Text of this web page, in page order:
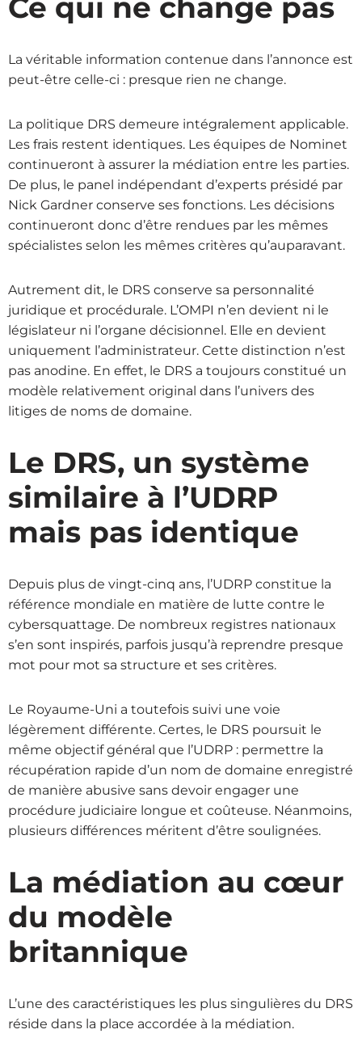
La véritable information contenue dans l’annonce est
peut-être celle-ci : presque rien ne change.
La politique DRS demeure intégralement applicable.
Les frais restent identiques. Les équipes de Nominet
continueront à assurer la médiation entre les parties.
De plus, le panel indépendant d’experts présidé par
Nick Gardner conserve ses fonctions. Les décisions
continueront donc d’être rendues par les mêmes
spécialistes selon les mêmes critères qu’auparavant.
Autrement dit, le DRS conserve sa personnalité
juridique et procédurale. L’OMPI n’en devient ni le
législateur ni l’organe décisionnel. Elle en devient
uniquement l’administrateur. Cette distinction n’est
pas anodine. En effet, le DRS a toujours constitué un
modèle relativement original dans l’univers des
litiges de noms de domaine.
Le DRS, un système
similaire à l’UDRP
mais pas identique
Depuis plus de vingt-cinq ans, l’UDRP constitue la
référence mondiale en matière de lutte contre le
cybersquattage. De nombreux registres nationaux
s’en sont inspirés, parfois jusqu’à reprendre presque
mot pour mot sa structure et ses critères.
Le Royaume-Uni a toutefois suivi une voie
légèrement différente. Certes, le DRS poursuit le
même objectif général que l’UDRP : permettre la
récupération rapide d’un nom de domaine enregistré
de manière abusive sans devoir engager une
procédure judiciaire longue et coûteuse. Néanmoins,
plusieurs différences méritent d’être soulignées.
La médiation au cœur
du modèle
britannique
L’une des caractéristiques les plus singulières du DRS
réside dans la place accordée à la médiation.